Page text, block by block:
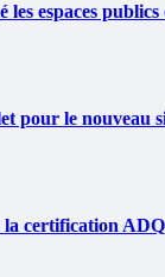
les espaces
pour le nouveau
la certification